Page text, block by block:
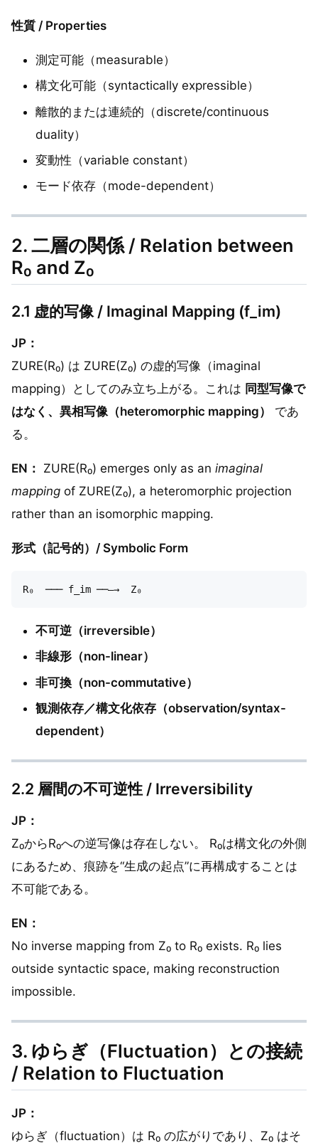
性質 / Properties
測定可能（measurable）
構文化可能（syntactically expressible）
離散的または連続的（discrete/continuous
duality）
変動性（variable constant）
モード依存（mode-dependent）
2. 二層の関係 / Relation between
R₀ and Z₀
2.1 虚的写像 / Imaginal Mapping (f_im)
JP：
ZURE(R₀) は ZURE(Z₀) の虚的写像（imaginal
mapping）としてのみ立ち上がる。これは 同型写像で
はなく、異相写像（heteromorphic mapping）
であ
る。
EN： ZURE(R₀) emerges only as an imaginal
mapping of ZURE(Z₀), a heteromorphic projection
rather than an isomorphic mapping.
形式（記号的）/ Symbolic Form
不可逆（irreversible）
非線形（non-linear）
非可換（non-commutative）
観測依存／構文化依存（observation/syntax-
dependent）
2.2 層間の不可逆性 / Irreversibility
JP：
Z₀からR₀への逆写像は存在しない。 R₀は構文化の外側
にあるため、痕跡を“生成の起点”に再構成することは
不可能である。
EN：
No inverse mapping from Z₀ to R₀ exists. R₀ lies
outside syntactic space, making reconstruction
impossible.
3. ゆらぎ（Fluctuation）との接続
/ Relation to Fluctuation
JP：
ゆらぎ（fluctuation）は R₀ の広がりであり、Z₀ はそ